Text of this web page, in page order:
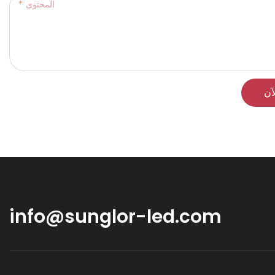
المحتوى
info@sunglor-led.com